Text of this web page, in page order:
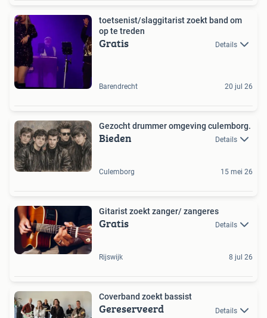
toetsenist/slaggitarist zoekt band om
op te treden
Gratis Details
Barendrecht 20 jul 26
Gezocht drummer omgeving culemborg.
Bieden Details
Culemborg 15 mei 26
Gitarist zoekt zanger/ zangeres
Gratis Details
Rijswijk 8 jul 26
Coverband zoekt bassist
Gereserveerd Details